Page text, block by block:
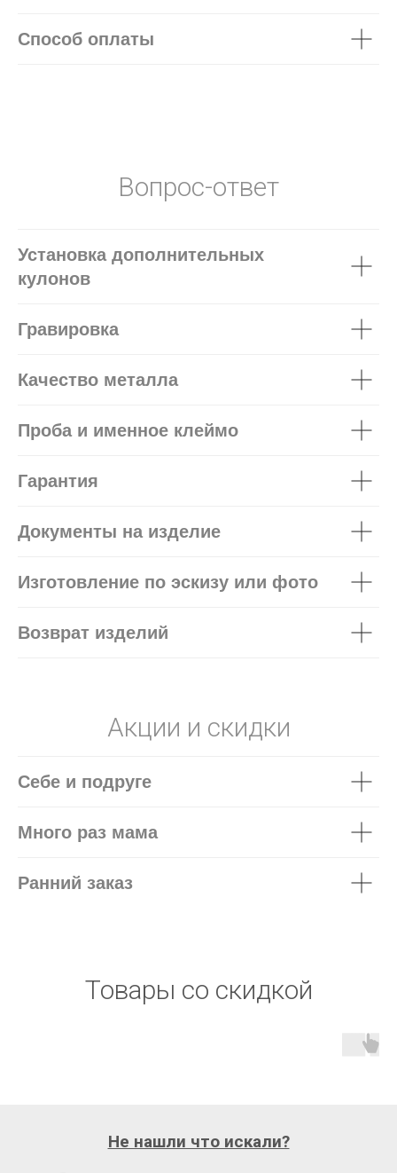
Способ оплаты
Вопрос-ответ
Установка дополнительных
кулонов
Гравировка
Качество металла
Проба и именное клеймо
Гарантия
Документы на изделие
Изготовление по эскизу или фото
Возврат изделий
Акции и скидки
Себе и подруге
Много раз мама
Ранний заказ
Товары со скидкой
Не нашли что искали?